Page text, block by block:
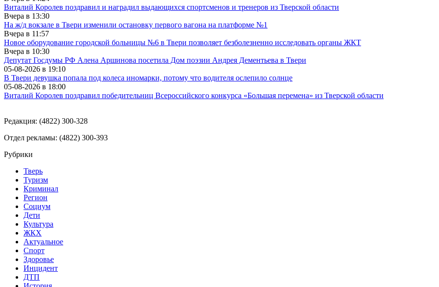
Виталий Королев поздравил и наградил выдающихся спортсменов и тренеров из Тверской области
Вчера в 13:30
На ж/д вокзале в Твери изменили остановку первого вагона на платформе №1
Вчера в 11:57
Новое оборудование городской больницы №6 в Твери позволяет безболезненно исследовать органы ЖКТ
Вчера в 10:30
Депутат Госдумы РФ Алена Аршинова посетила Дом поэзии Андрея Дементьева в Твери
05-08-2026 в 19:10
В Твери девушка попала под колеса иномарки, потому что водителя ослепило солнце
05-08-2026 в 18:00
Виталий Королев поздравил победительниц Всероссийского конкурса «Большая перемена» из Тверской области
Редакция: (4822) 300-328
Отдел рекламы: (4822) 300-393
Рубрики
Тверь
Туризм
Криминал
Регион
Социум
Дети
Культура
ЖКХ
Актуальное
Спорт
Здоровье
Инцидент
ДТП